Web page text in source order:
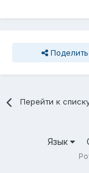
Перейти к
Язык